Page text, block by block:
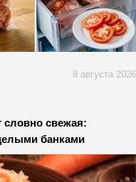
8 августа 2026
словно свежая:
банками